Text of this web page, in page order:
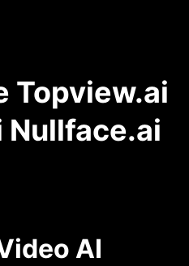
Topview.ai
AI